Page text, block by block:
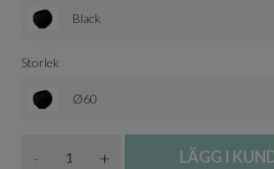
Black
Storlek
Ø60
- + LÄGG I